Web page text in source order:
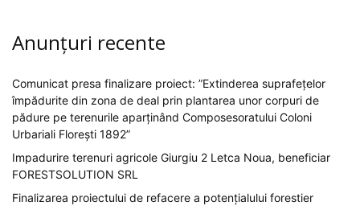
Anunțuri recente
Comunicat presa finalizare proiect: ”Extinderea suprafețelor
împădurite din zona de deal prin plantarea unor corpuri de
pădure pe terenurile aparținând Composesoratului Coloni
Urbariali Florești 1892”
Impadurire terenuri agricole Giurgiu 2 Letca Noua, beneficiar
FORESTSOLUTION SRL
Finalizarea proiectului de refacere a potențialului forestier